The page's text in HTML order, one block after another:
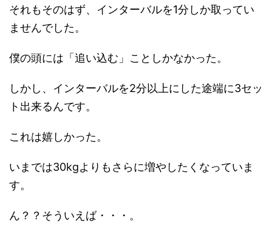
それもそのはず、インターバルを1分しか取ってい
ませんでした。
僕の頭には「追い込む」ことしかなかった。
しかし、インターバルを2分以上にした途端に3セッ
ト出来るんです。
これは嬉しかった。
いまでは30kgよりもさらに増やしたくなっていま
す。
ん？？そういえば・・・。